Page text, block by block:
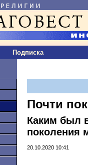
Подписка
Почти
Каким был
поколения
20.10.2020 10:41